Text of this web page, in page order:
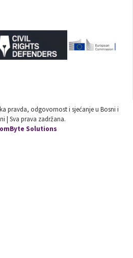
pravda, odgovornost i sjećanje u Bosni i
| Sva prava zadržana.
Solutions